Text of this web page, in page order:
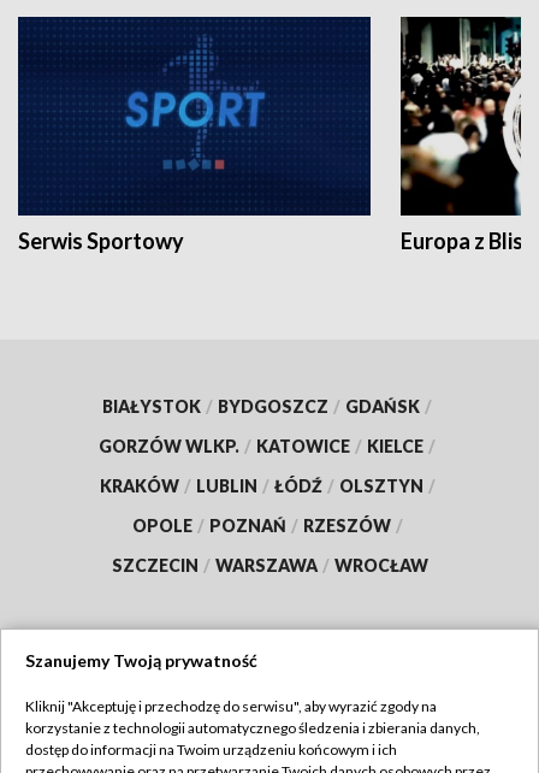
Serwis Sportowy Europa z
BIAŁYSTOK / BYDGOSZCZ / GDAŃSK /
GORZÓW WLKP. / KATOWICE / KIELCE /
KRAKÓW / LUBLIN / ŁÓDŹ / OLSZTYN /
OPOLE / POZNAŃ / RZESZÓW /
SZCZECIN / WARSZAWA / WROCŁAW
TVP
Szanujemy Twoją prywatność
Kliknij "Akceptuję i przechodzę do serwisu", aby wyrazić zgody na
korzystanie z technologii automatycznego śledzenia i zbierania danych,
dostęp do informacji na Twoim urządzeniu końcowym i ich